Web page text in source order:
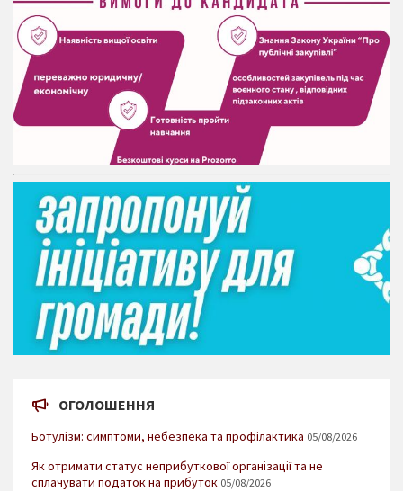
ОГОЛОШЕННЯ
Ботулізм: симптоми, небезпека та профілактика 05/08/2026
Як отримати статус неприбуткової організації та не
сплачувати податок на прибуток 05/08/2026